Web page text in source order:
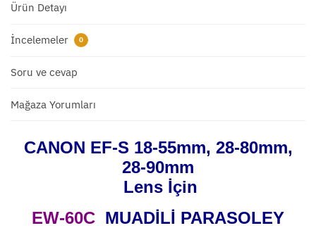
Ürün Detayı
İncelemeler 0
Soru ve cevap
Mağaza Yorumları
CANON EF-S 18-55mm, 28-80mm,
28-90mm
Lens İçin
EW-60C MUADİLİ PARASOLEY